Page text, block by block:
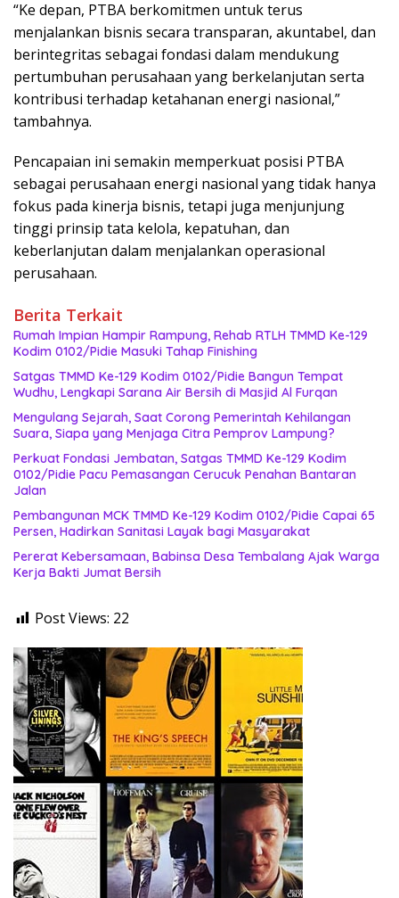
“Ke depan, PTBA berkomitmen untuk terus
menjalankan bisnis secara transparan, akuntabel, dan
berintegritas sebagai fondasi dalam mendukung
pertumbuhan perusahaan yang berkelanjutan serta
kontribusi terhadap ketahanan energi nasional,”
tambahnya.
Pencapaian ini semakin memperkuat posisi PTBA
sebagai perusahaan energi nasional yang tidak hanya
fokus pada kinerja bisnis, tetapi juga menjunjung
tinggi prinsip tata kelola, kepatuhan, dan
keberlanjutan dalam menjalankan operasional
perusahaan.
Berita Terkait
Rumah Impian Hampir Rampung, Rehab RTLH TMMD Ke-129
Kodim 0102/Pidie Masuki Tahap Finishing
Satgas TMMD Ke-129 Kodim 0102/Pidie Bangun Tempat
Wudhu, Lengkapi Sarana Air Bersih di Masjid Al Furqan
Mengulang Sejarah, Saat Corong Pemerintah Kehilangan
Suara, Siapa yang Menjaga Citra Pemprov Lampung?
Perkuat Fondasi Jembatan, Satgas TMMD Ke-129 Kodim
0102/Pidie Pacu Pemasangan Cerucuk Penahan Bantaran
Jalan
Pembangunan MCK TMMD Ke-129 Kodim 0102/Pidie Capai 65
Persen, Hadirkan Sanitasi Layak bagi Masyarakat
Pererat Kebersamaan, Babinsa Desa Tembalang Ajak Warga
Kerja Bakti Jumat Bersih
Post Views: 22